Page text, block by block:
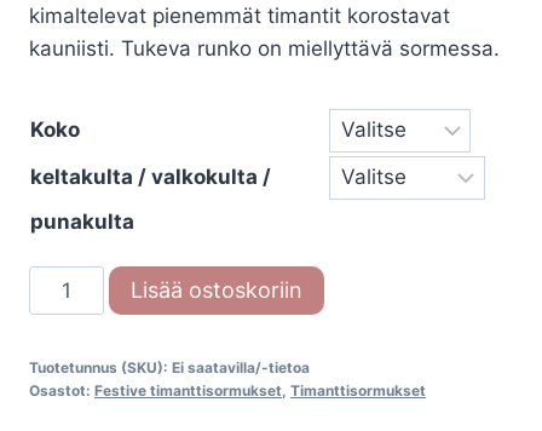
kimaltelevat pienemmät timantit korostavat
kauniisti. Tukeva runko on miellyttävä sormessa.
Koko
keltakulta / valkokulta /
punakulta
Festive
Metsän
538-
Lisää ostoskoriin
Tuotetunnus (SKU): Ei saatavilla/-tietoa
Osastot: Festive timanttisormukset, Timanttisormukset